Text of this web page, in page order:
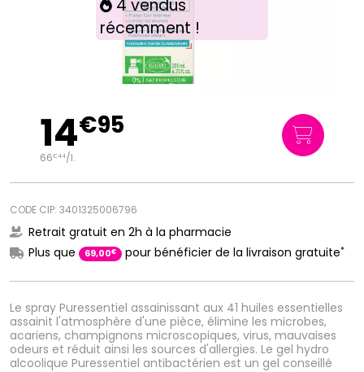
4 vendus
récemment !
Le spray Puressentiel assainissant aux 41 huiles essentielles
assainit l'atmosphère d'une pièce, élimine les microbes,
acariens, champignons microscopiques, virus, mauvaises
odeurs et réduit ainsi les sources d'allergies. Le gel hydro
alcoolique Puressentiel antibactérien est un gel conseillé
14€95
66€44/l.
CODE CIP: 3401325006796
Retrait gratuit en 2h à la pharmacie
Plus que
69,00€ pour bénéficier de la livraison gratuite*